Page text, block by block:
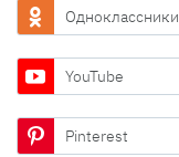
Одноклассники
YouTube
Pinterest